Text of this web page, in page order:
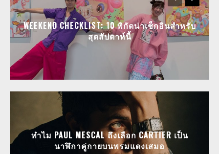
WEEKEND CHECKLIST: 10 พิกัดน่าเช็กอินสำหรับ
สุดสัปดาห์นี้
ทำไม PAUL MESCAL ถึงเลือก CARTIER เป็น
นาฬิกาคู่กายบนพรมแดงเสมอ